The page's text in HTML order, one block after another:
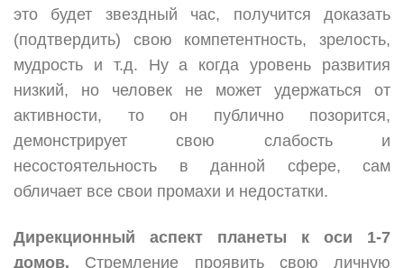
это будет звездный час, получится доказать
(подтвердить) свою компетентность, зрелость,
мудрость и т.д. Ну а когда уровень развития
низкий, но человек не может удержаться от
активности, то он публично позорится,
демонстрирует свою слабость и
несостоятельность в данной сфере, сам
обличает все свои промахи и недостатки.
Дирекционный аспект планеты к оси 1-7
домов. Стремление проявить свою личную